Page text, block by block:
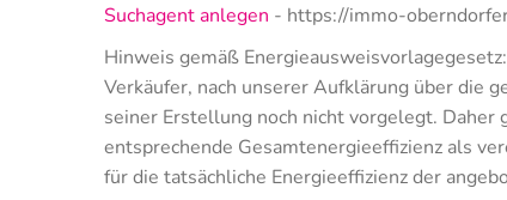
Suchagent anlegen - https://immo-
Hinweis gemäß
Verkäufer, nach unserer Aufklärung über die
seiner Erstellung noch nicht vorgelegt.
entsprechende Gesamtenergieeffizienz als
für die tatsächliche Energieeffizienz der